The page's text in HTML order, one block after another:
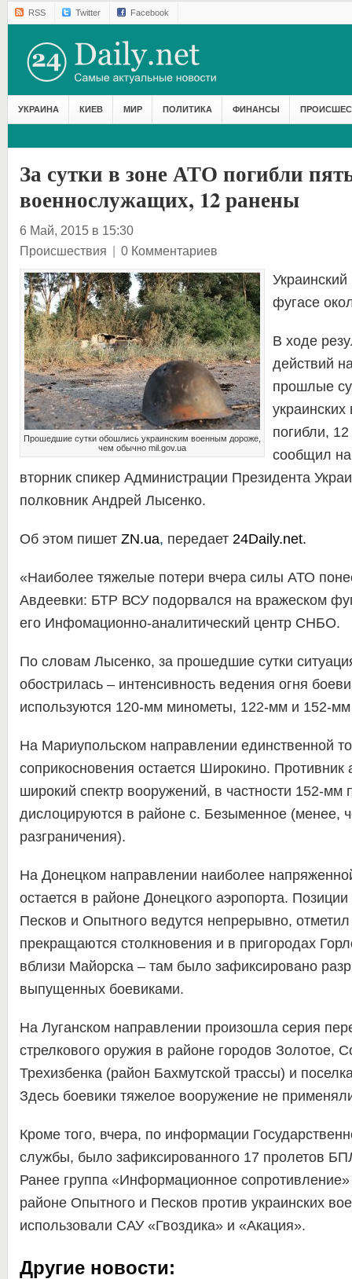
RSS Twitter Facebook
УКРАИНА КИЕВ МИР ПОЛИТИКА ФИНАНСЫ
За сутки в зоне АТО погибли
военнослужащих, 12 ранены
6 Май, 2015 в 15:30
Происшествия | 0 Комментариев
Прошедшие сутки обошлись украинским военным дороже,
чем обычно mil.gov.ua
фугасе
В ходе
действий
прошлые
погибли,
сообщил
вторник спикер Администрации Президента
полковник Андрей Лысенко.
Об этом пишет ZN.ua, передает 24Daily.net.
«Наиболее тяжелые потери вчера силы АТО
Авдеевки: БТР ВСУ подорвался на вражеском
его Инфомационно-аналитический центр СНБО.
По словам Лысенко, за прошедшие сутки
обострилась – интенсивность ведения огня
используются 120-мм минометы, 122-мм и 152-мм
На Мариупольском направлении единственной
соприкосновения остается Широкино. Противник
широкий спектр вооружений, в частности 152-мм
дислоцируются в районе с. Безыменное (менее,
разграничения).
На Донецком направлении наиболее
остается в районе Донецкого аэропорта.
Песков и Опытного ведутся непрерывно,
прекращаются столкновения и в пригородах
вблизи Майорска – там было зафиксировано
выпущенных боевиками.
На Луганском направлении произошла серия
стрелкового оружия в районе городов Золотое,
Трехизбенка (район Бахмутской трассы) и
Здесь боевики тяжелое вооружение не
Кроме того, вчера, по информации
службы, было зафиксированного 17 пролетов
Ранее группа «Информационное
районе Опытного и Песков против украинских
использовали САУ «Гвоздика» и «Акация».
Другие новости: